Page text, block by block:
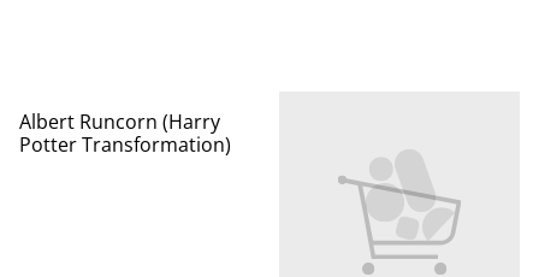
%
Albert Runcorn (Harry
Potter Transformation)